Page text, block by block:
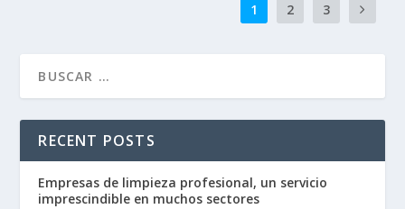
1 2 3
RECENT POSTS
Empresas de limpieza profesional, un servicio
imprescindible en muchos sectores